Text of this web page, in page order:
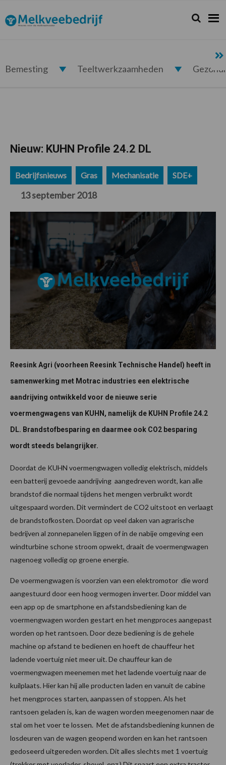
de
hoofdnavigatie
de
hoofd
de
eerste
de
voettekst
Melkveebedrijf.nl Zoeken...
Zoek
Bemesting Teeltwerkzaamheden
Nieuw: KUHN Profile 24.2 DL
Bedrijfsnieuws Gras Mechanisatie SDE+
13 september 2018
Reesink Agri (voorheen Reesink Technische Handel) heeft in
samenwerking met Motrac industries een elektrische
aandrijving ontwikkeld voor de nieuwe serie
voermengwagens van KUHN, namelijk de KUHN Profile 24.2
DL. Brandstofbesparing en daarmee ook CO2 besparing
wordt steeds belangrijker.
Doordat de KUHN voermengwagen volledig elektrisch, middels
een batterij gevoede aandrijving aangedreven wordt, kan alle
brandstof die normaal tijdens het mengen verbruikt wordt
uitgespaard worden. Dit vermindert de CO2 uitstoot en verlaagt
de brandstofkosten. Doordat op veel daken van agrarische
bedrijven al zonnepanelen liggen of in de nabije omgeving een
windturbine schone stroom opwekt, draait de voermengwagen
nagenoeg volledig op groene energie.
De voermengwagen is voorzien van een elektromotor die word
aangestuurd door een hoog vermogen inverter. Door middel van
een app op de smartphone en afstandsbediening kan de
voermengwagen worden gestart en het mengproces aangepast
worden op het rantsoen. Door deze bediening is de gehele
machine op afstand te bedienen en hoeft de chauffeur het
ladende voertuig niet meer uit. De chauffeur kan de
voermengwagen meenemen met het ladende voertuig naar de
kuilplaats. Hier kan hij alle producten laden en vanuit de cabine
het mengproces starten, aanpassen of stoppen. Als het
rantsoen geladen is, kan de wagen worden meegenomen naar de
stal om het voer te lossen. Met de afstandsbediening kunnen de
losdeuren van de wagen geopend worden en kan het rantsoen
gedoseerd uitgereden worden. Dit alles slechts met 1 voertuig